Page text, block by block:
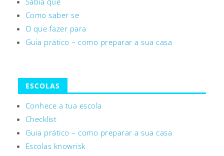
Como saber se
O que fazer para
Guia prático – como preparar a sua casa
ESCOLAS
Conhece a tua escola
Checklist
Guia prático – como preparar a sua casa
Escolas knowrisk